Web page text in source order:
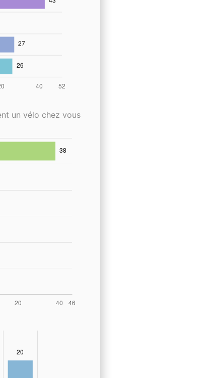
un vélo chez vous